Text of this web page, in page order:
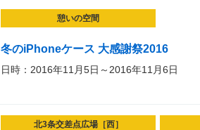
憩いの空間
冬のiPhoneケース 大感謝祭2016
日時：2016年11月5日～2016年11月6日
北3条交差点広場［西］